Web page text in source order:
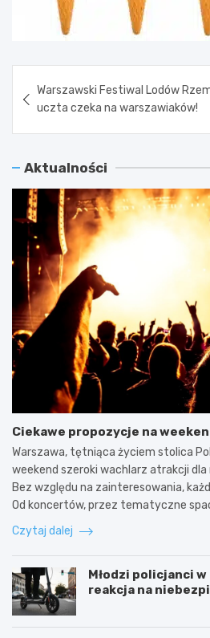
wpisu
Warszawski Festiwal Lodów
uczta czeka na warszawiaków!
Aktualności
Ciekawe propozycje na
Warszawa, tętniąca życiem stolica
weekend szeroki wachlarz atrakcji
Bez względu na zainteresowania,
Od koncertów, przez tematyczne
Czytaj dalej
Młodzi policjanci
reakcja na